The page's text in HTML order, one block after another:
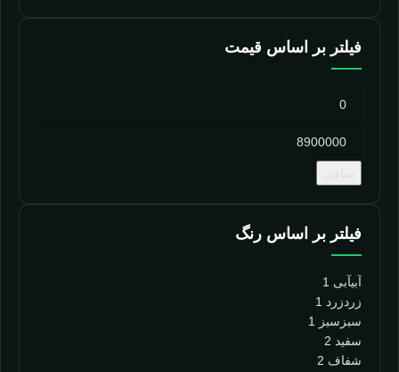
فیلتر بر اساس قیمت
فیلتر بر اساس رنگ
آبیآبی 1
زردزرد 1
سبز سبز
1
سفید 2
شفاف 2